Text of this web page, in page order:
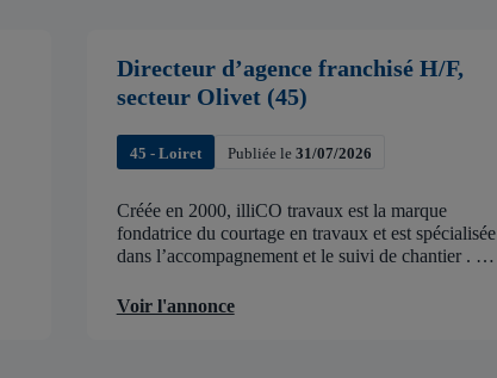
Directeur d’agence franchisé H/F,
secteur Olivet (45)
45 - Loiret Publiée le 31/07/2026
Créée en 2000, illiCO travaux est la marque
fondatrice du courtage en travaux et est spécialisée
dans l’accompagnement et le suivi de chantier .
faciliter tous les projets […]
Voir l'annonce